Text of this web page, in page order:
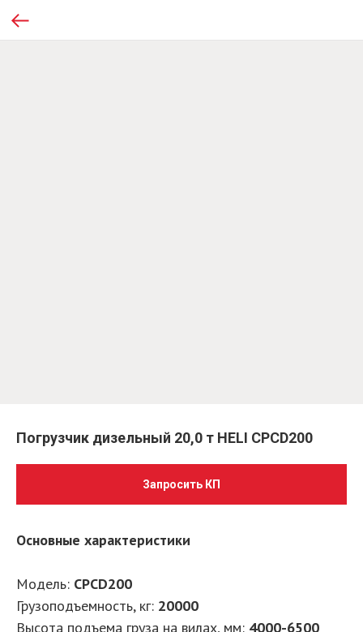
Погрузчик дизельный 20,0 т HELI CPCD200
Запросить КП
Основные характеристики
Модель: CPCD200
Грузоподъемность, кг: 20000
Высота подъема груза на вилах, мм: 4000-6500